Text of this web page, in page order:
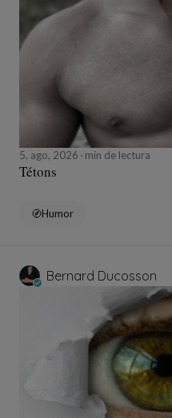
5, ago, 2026 min de lectura
Tétons
Humor
Bernard Ducosson